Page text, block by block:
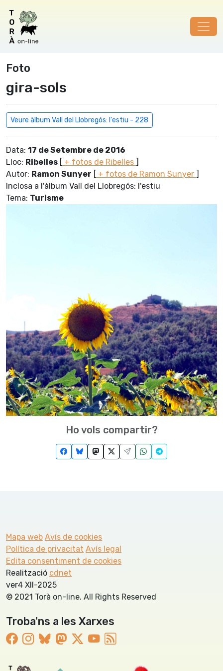
Foto
gira-sols
Veure àlbum Vall del Llobregós: l'estiu - 228
Data: 17 de Setembre de 2016
Lloc: Ribelles [ + fotos de Ribelles ]
Autor: Ramon Sunyer [ + fotos de Ramon Sunyer ]
Inclosa a l'àlbum Vall del Llobregós: l'estiu
Tema: Turisme
Ho vols compartir?
Mapa web Avís de cookies
Política de privacitat Avís legal
Edita consentiment de cookies
Realització cdnet
ver4 XII-2025
© 2021 Torà on-line. All Rights Reserved
Troba'ns a les Xarxes